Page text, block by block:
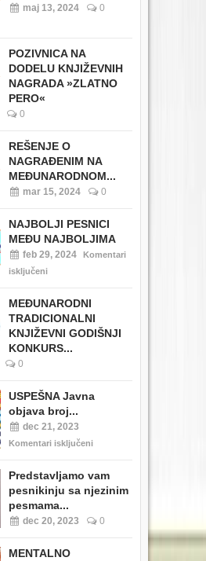
maj 13, 2024 0
POZIVNICA NA
DODELU KNJIŽEVNIH
NAGRADA »ZLATNO
PERO«
0
REŠENJE O
NAGRAĐENIM NA
MEĐUNARODNOM...
mar 15, 2024 0
NAJBOLJI PESNICI
MEĐU NAJBOLJIMA
feb 29, 2024
Komentari
isključeni
MEĐUNARODNI
TRADICIONALNI
KNJIŽEVNI GODIŠNJI
KONKURS...
0
USPEŠNA Javna
objava broj...
dec 21, 2023
Komentari isključeni
Predstavljamo vam
pesnikinju sa njezinim
pesmama...
dec 20, 2023 0
MENTALNO